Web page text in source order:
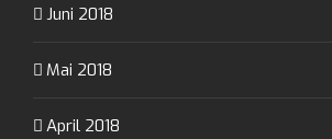
Juni 2018
Mai 2018
April 2018